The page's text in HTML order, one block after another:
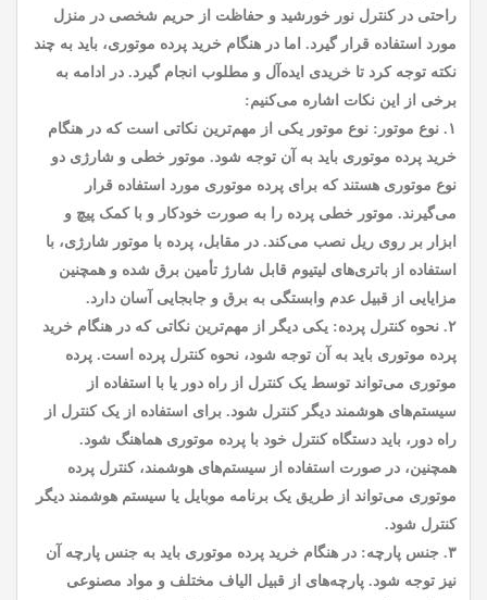
راحتی در کنترل نور خورشید و حفاظت از حریم شخصی در منزل
مورد استفاده قرار گیرد. اما در هنگام خرید پرده موتوری، باید به چند
نکته توجه کرد تا خریدی ایده‌آل و مطلوب انجام گیرد. در ادامه به
برخی از این نکات اشاره می‌کنیم:
۱. نوع موتور: نوع موتور یکی از مهم‌ترین نکاتی است که در هنگام
خرید پرده موتوری باید به آن توجه شود. موتور خطی و شارژی دو
نوع موتوری هستند که برای پرده موتوری مورد استفاده قرار
می‌گیرند. موتور خطی پرده را به صورت خودکار و با کمک پیچ و
ابزار بر روی ریل نصب می‌کند. در مقابل، پرده با موتور شارژی، با
استفاده از باتری‌های لیتیوم قابل شارژ تأمین برق شده و همچنین
مزایایی از قبیل عدم وابستگی به برق و جابجایی آسان دارد.
۲. نحوه کنترل پرده: یکی دیگر از مهم‌ترین نکاتی که در هنگام خرید
پرده موتوری باید به آن توجه شود، نحوه کنترل پرده است. پرده
موتوری می‌تواند توسط یک کنترل از راه دور یا با استفاده از
سیستم‌های هوشمند دیگر کنترل شود. برای استفاده از یک کنترل از
راه دور، باید دستگاه کنترل خود با پرده موتوری هماهنگ شود.
همچنین، در صورت استفاده از سیستم‌های هوشمند، کنترل پرده
موتوری می‌تواند از طریق یک برنامه موبایل یا سیستم هوشمند دیگر
کنترل شود.
۳. جنس پارچه: در هنگام خرید پرده موتوری باید به جنس پارچه آن
نیز توجه شود. پارچه‌های از قبیل الیاف مختلف و مواد مصنوعی